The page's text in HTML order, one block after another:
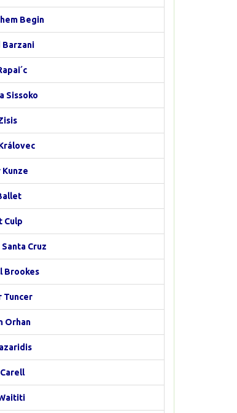
Begin
Barzani
Sissoko
Kunze
Culp
Cruz
Brookes
Tuncer
Orhan